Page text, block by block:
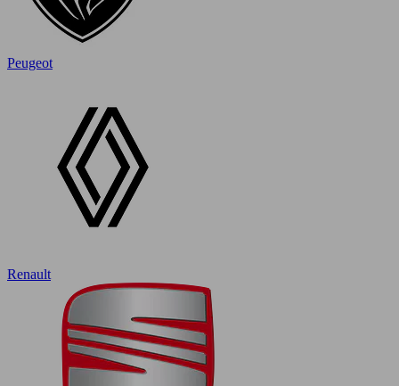
Peugeot
Renault